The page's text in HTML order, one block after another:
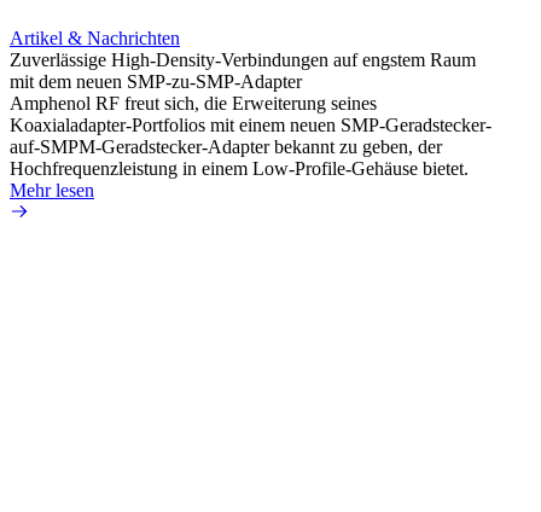
Artikel & Nachrichten
Zuverlässige High-Density-Verbindungen auf engstem Raum
mit dem neuen SMP-zu-SMP-Adapter
Amphenol RF freut sich, die Erweiterung seines
Koaxialadapter-Portfolios mit einem neuen SMP-Geradstecker-
auf-SMPM-Geradstecker-Adapter bekannt zu geben, der
Hochfrequenzleistung in einem Low-Profile-Gehäuse bietet.
Mehr lesen